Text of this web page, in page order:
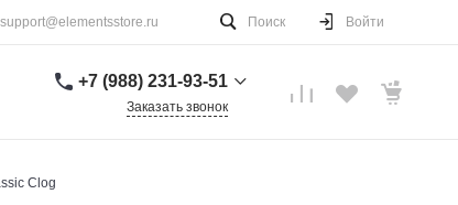
support@elementsstore.ru Поиск Войти
+7 (988) 231-93-51
Заказать звонок
Clog